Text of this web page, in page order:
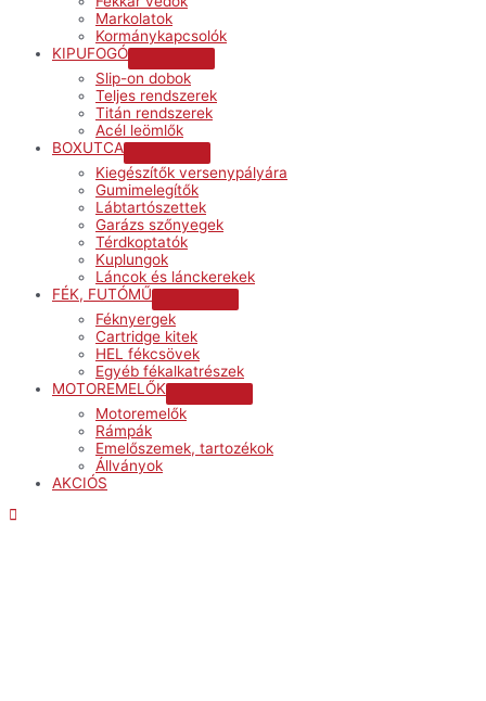
Markolatok
Kormánykapcsolók
KIPUFOGÓ
Toggle
Slip-on dobok
Teljes rendszerek
Titán rendszerek
Acél leömlők
BOXUTCA
Toggle
Kiegészítők versenypályára
Gumimelegítők
Lábtartószettek
Garázs szőnyegek
Térdkoptatók
Kuplungok
Láncok és lánckerekek
FÉK, FUTÓMŰ
Féknyergek
Cartridge kitek
HEL fékcsövek
Egyéb fékalkatrészek
MOTOREMELŐK
Motoremelők
Rámpák
Emelőszemek, tartozékok
Állványok
AKCIÓS